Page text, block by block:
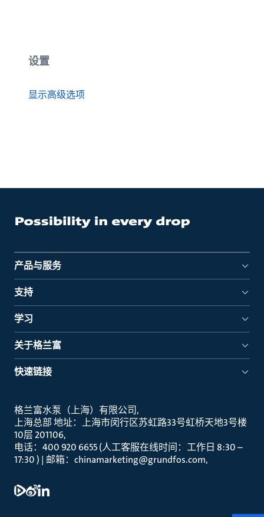
设置
显示高级选项
产品与服务
支持
学习
关于格兰富
快速链接
格兰富水泵（上海）有限公司
上海总部 地址：上海市闵行区苏虹路33号虹桥天地3号楼
10层 201106
电话：400 920 6655 (人工客服在线时间：工作日 8:30 –
17:30 ) | 邮箱：chinamarketing@grundfos.com